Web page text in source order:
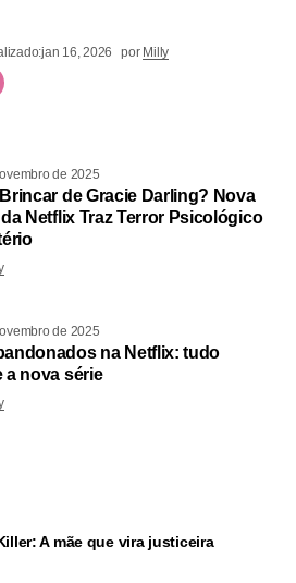
jan 16, 2026 por Milly
de 2025
de Gracie Darling? Nova
Netflix Traz Terror Psicológico
de 2025
na Netflix: tudo
a nova série
A mãe que vira justiceira